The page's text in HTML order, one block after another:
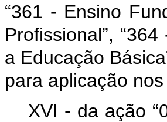
“361 - Ensino
Profissional”,
a Educação
para aplicação
XVI - da ação